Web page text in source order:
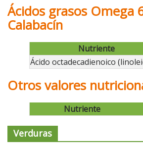
Ácidos grasos Omega
Calabacín
Nutriente
Ácido octadecadienoico
Otros valores
Nutriente
Verduras